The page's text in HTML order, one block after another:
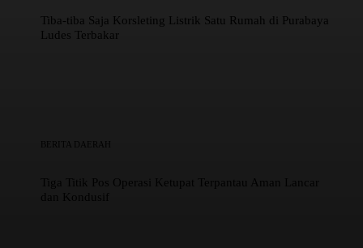
Tiba-tiba Saja Korsleting Listrik Satu Rumah di Purabaya
Ludes Terbakar
BERITA DAERAH
Tiga Titik Pos Operasi Ketupat Terpantau Aman Lancar
dan Kondusif